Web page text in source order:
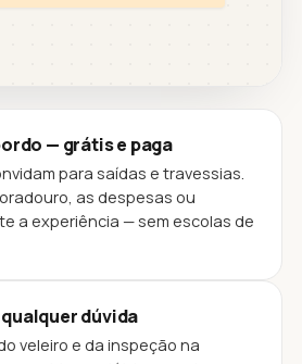
— grátis e paga
para saídas e travessias.
as despesas ou
a experiência — sem escolas de
dúvida
veleiro e da inspeção na